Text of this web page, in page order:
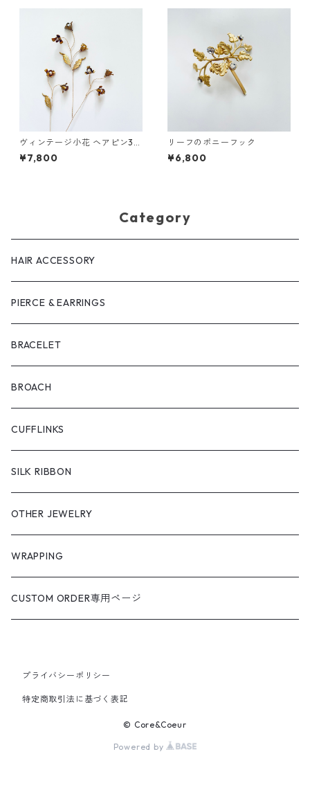
ヴィンテージ小花 ヘアピン3本
セット
¥7,800
リーフのポニーフック
¥6,800
Category
HAIR ACCESSORY
PIERCE & EARRINGS
BRACELET
BROACH
CUFFLINKS
SILK RIBBON
OTHER JEWELRY
WRAPPING
CUSTOM ORDER専用ページ
プライバシーポリシー
特定商取引法に基づく表記
© Core&Coeur
Powered by